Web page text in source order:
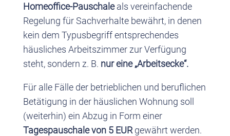
Homeoffice-Pauschaleals vereinfachende
Regelung für Sachverhalte bewährt, in denen
kein dem Typusbegriff entsprechendes
häusliches Arbeitszimmer zur Verfügung
steht, sondern z. B. nur eine „Arbeitsecke“.
Für alle Fälle der betrieblichen und beruflichen
Betätigung in der häuslichen Wohnung soll
(weiterhin) ein Abzug in Form einer
Tagespauschale von 5 EUR gewährt werden.